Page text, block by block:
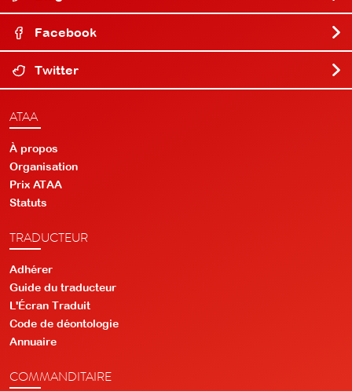
Facebook
Twitter
ATAA
À propos
Organisation
Prix ATAA
Statuts
TRADUCTEUR
Adhérer
Guide du traducteur
L'Écran Traduit
Code de déontologie
Annuaire
COMMANDITAIRE